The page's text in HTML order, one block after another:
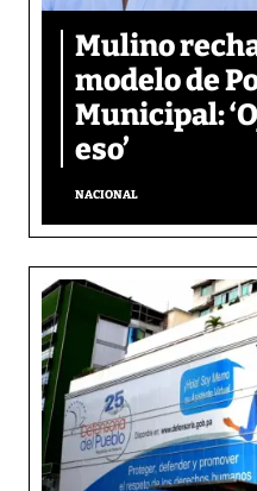
Mulino
modelo de
Municipal:
eso’
NACIONAL